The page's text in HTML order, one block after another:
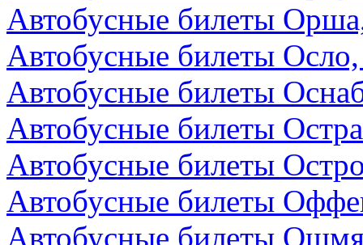
Автобусные билеты
Автобусные билеты
Автобусные билеты
Автобусные билеты
Автобусные билеты
Автобусные билеты
Автобусные билеты